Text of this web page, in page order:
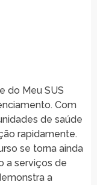
do Meu SUS
Com
de saúde
rapidamente.
se torna ainda
a serviços de
a